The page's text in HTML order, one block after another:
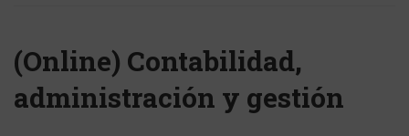
(Online) Contabilidad,
administración y gestión